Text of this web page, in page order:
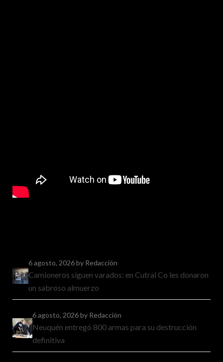
6 agosto, 2026by Redacción
Camioneros siguen varados: en Cutral Co les donaron
un sabroso almuerzo
6 agosto, 2026by Redacción
Neuquén entregó 800 armas para su destrucción
definitiva